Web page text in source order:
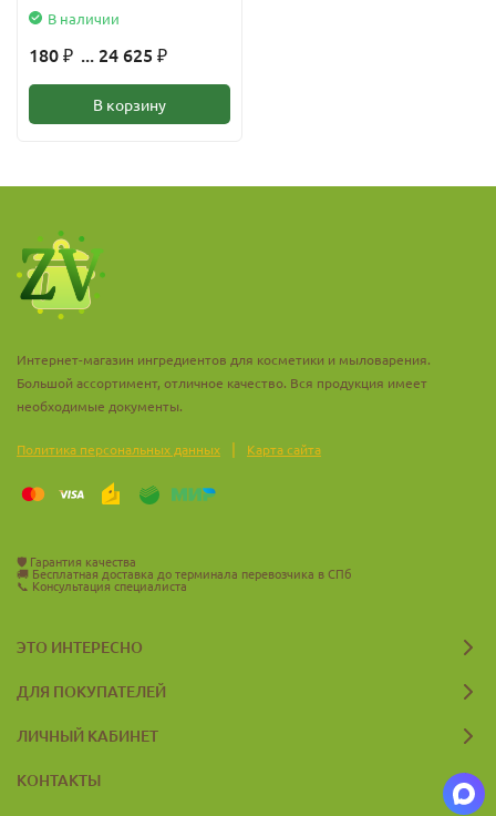
В наличии
180 ₽ ... 24 625 ₽
В корзину
Интернет-магазин ингредиентов для косметики и мыловарения.
Большой ассортимент, отличное качество. Вся продукция имеет
необходимые документы.
Политика персональных данных | Карта сайта
🛡️ Гарантия качества
🚚 Бесплатная доставка до терминала перевозчика в СПб
📞 Консультация специалиста
ЭТО ИНТЕРЕСНО
ДЛЯ ПОКУПАТЕЛЕЙ
ЛИЧНЫЙ КАБИНЕТ
КОНТАКТЫ